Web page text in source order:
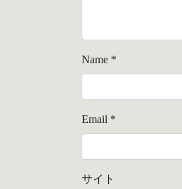
Name *
Email *
サイト